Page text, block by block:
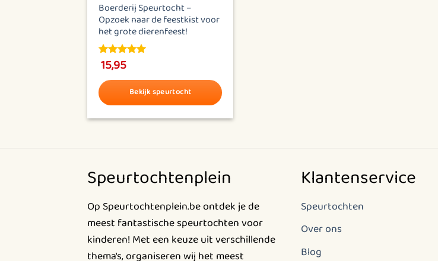
Boerderij Speurtocht –
Opzoek naar de feestkist voor
het grote dierenfeest!
5.00out of
15,95
Bekijk speurtocht
variaties.
Deze
optie
kan
gekozen
worden
Speurtochtenplein
Op Speurtochtenplein.be ontdek je de
meest fantastische speurtochten voor
kinderen! Met een keuze uit verschillende
thema's, organiseren wij het meest
Klantenservice
Speurtochten
Over ons
Blog